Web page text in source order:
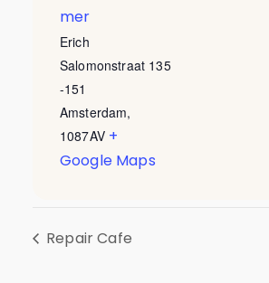
mer
Erich
Salomonstraat 135
-151
Amsterdam,
1087AV +
Google Maps
Repair Cafe